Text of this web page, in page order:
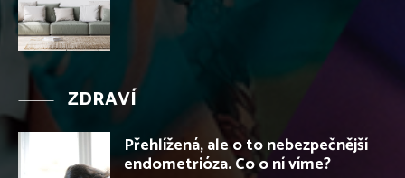
ZDRAVÍ
Přehlížená, ale o to nebezpečnější
endometrióza. Co o ní víme?